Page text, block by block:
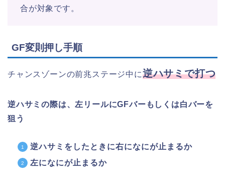
合が対象です。
GF変則押し手順
チャンスゾーンの前兆ステージ中に逆ハサミで打つ
逆ハサミの際は、左リールにGFバーもしくは白バーを
狙う
逆ハサミをしたときに右になにが止まるか
左になにが止まるか